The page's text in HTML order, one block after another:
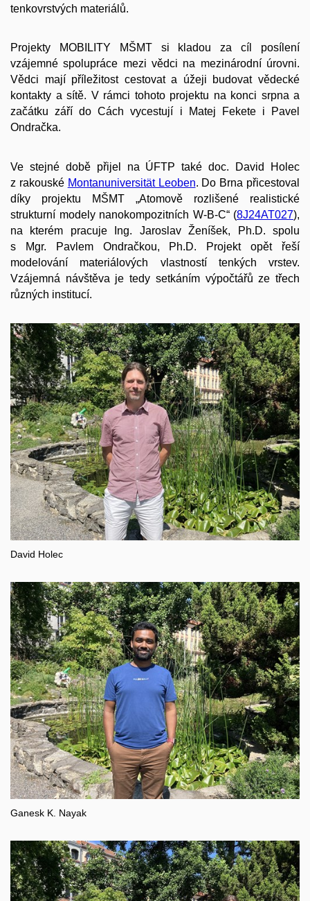
tenkovrstvých materiálů.
Projekty MOBILITY MŠMT si kladou za cíl posílení
vzájemné spolupráce mezi vědci na mezinárodní úrovni.
Vědci mají příležitost cestovat a úžeji budovat vědecké
kontakty a sítě. V rámci tohoto projektu na konci srpna a
začátku září do Cách vycestují i Matej Fekete i Pavel
Ondračka.
Ve stejné době přijel na ÚFTP také doc. David Holec
z rakouské Montanuniversität Leoben. Do Brna přicestoval
díky projektu MŠMT „Atomově rozlišené realistické
strukturní modely nanokompozitních W-B-C“ (8J24AT027),
na kterém pracuje Ing. Jaroslav Ženíšek, Ph.D. spolu
s Mgr. Pavlem Ondračkou, Ph.D. Projekt opět řeší
modelování materiálových vlastností tenkých vrstev.
Vzájemná návštěva je tedy setkáním výpočtářů ze třech
různých institucí.
David Holec
Ganesk K. Nayak